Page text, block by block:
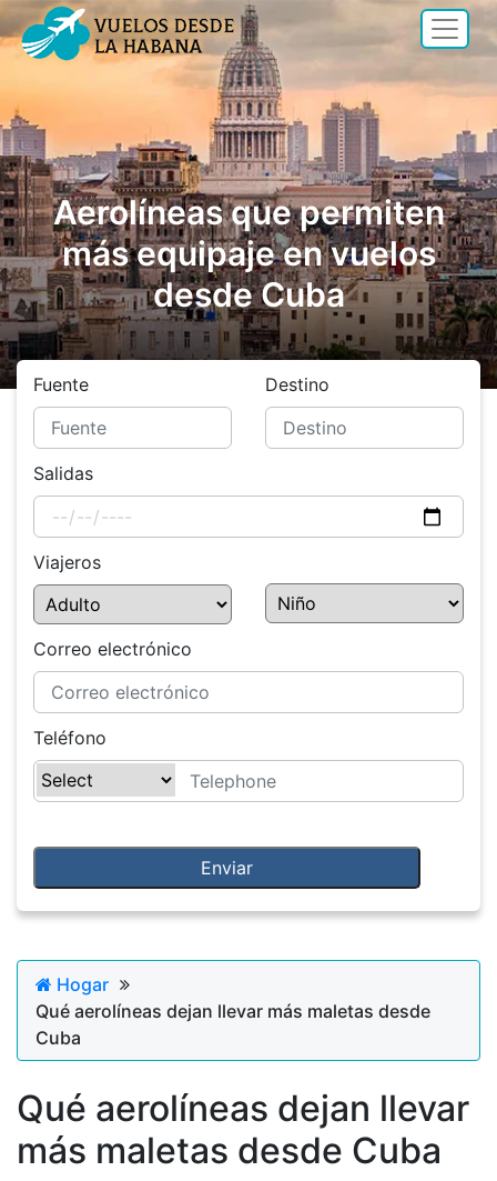
Aerolíneas que permiten
más equipaje en vuelos
desde Cuba
Fuente Destino
Salidas
Viajeros
Correo electrónico
Teléfono
Hogar
Qué aerolíneas dejan llevar más maletas desde
Cuba
Qué aerolíneas dejan llevar
más maletas desde Cuba